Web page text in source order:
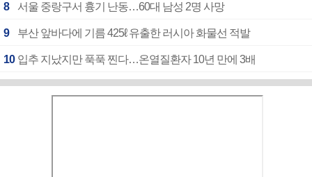
8 서울 중랑구서 흉기 난동…60대 남성 2명 사망
9 부산 앞바다에 기름 425ℓ 유출한 러시아 화물선 적발
10 입추 지났지만 푹푹 찐다…온열질환자 10년 만에 3배